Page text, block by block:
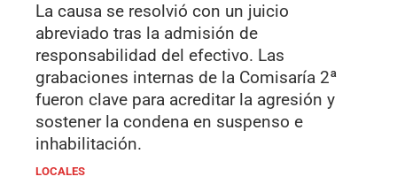
La causa se resolvió con un juicio
abreviado tras la admisión de
responsabilidad del efectivo. Las
grabaciones internas de la Comisaría 2ª
fueron clave para acreditar la agresión y
sostener la condena en suspenso e
inhabilitación.
LOCALES